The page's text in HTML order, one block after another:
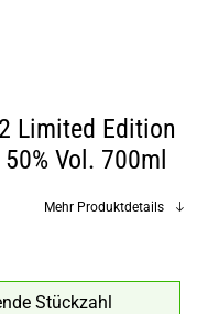
Limited Edition
Vol. 700ml
Mehr Produktdetails
Stückzahl